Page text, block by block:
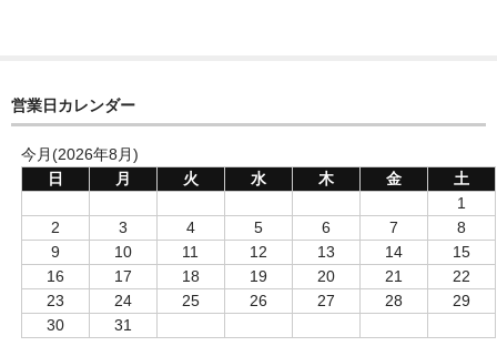
営業日カレンダー
今月(2026年8月)
日
月 火 水 木 金
土
1
2
3 4 5 6 7
8
9
10 11 12 13 14
15
16
17 18 19 20 21
22
23
24 25 26 27 28
29
30
31